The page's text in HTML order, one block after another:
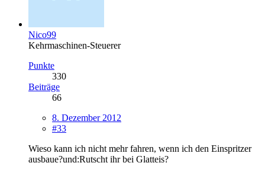
Nico99
Kehrmaschinen-Steuerer
Punkte
330
Beiträge
66
8. Dezember 2012
#33
Wieso kann ich nicht mehr fahren, wenn ich den Einspritzer
ausbaue?und:Rutscht ihr bei Glatteis?